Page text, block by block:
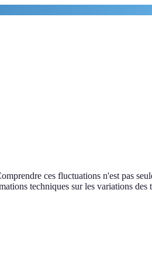
ces fluctuations n'est pas
techniques sur les variations des